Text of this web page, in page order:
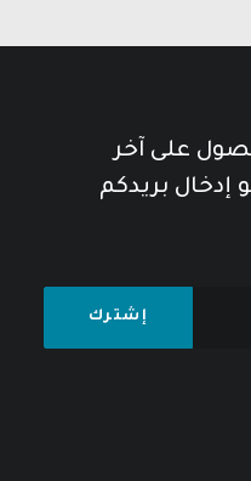
على آخر
إدخال بريدكم